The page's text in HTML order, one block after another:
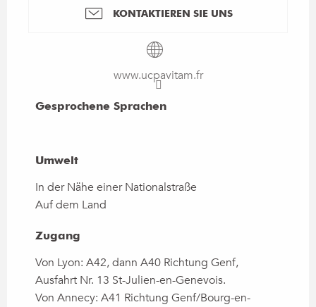
KONTAKTIEREN SIE UNS
www.ucpavitam.fr
Gesprochene Sprachen
Gesprochene Sprachen
Umwelt
Umwelt
In der Nähe einer Nationalstraße
Auf dem Land
Zugang
Zugang
Von Lyon: A42, dann A40 Richtung Genf,
Ausfahrt Nr. 13 St-Julien-en-Genevois.
Von Annecy: A41 Richtung Genf/Bourg-en-